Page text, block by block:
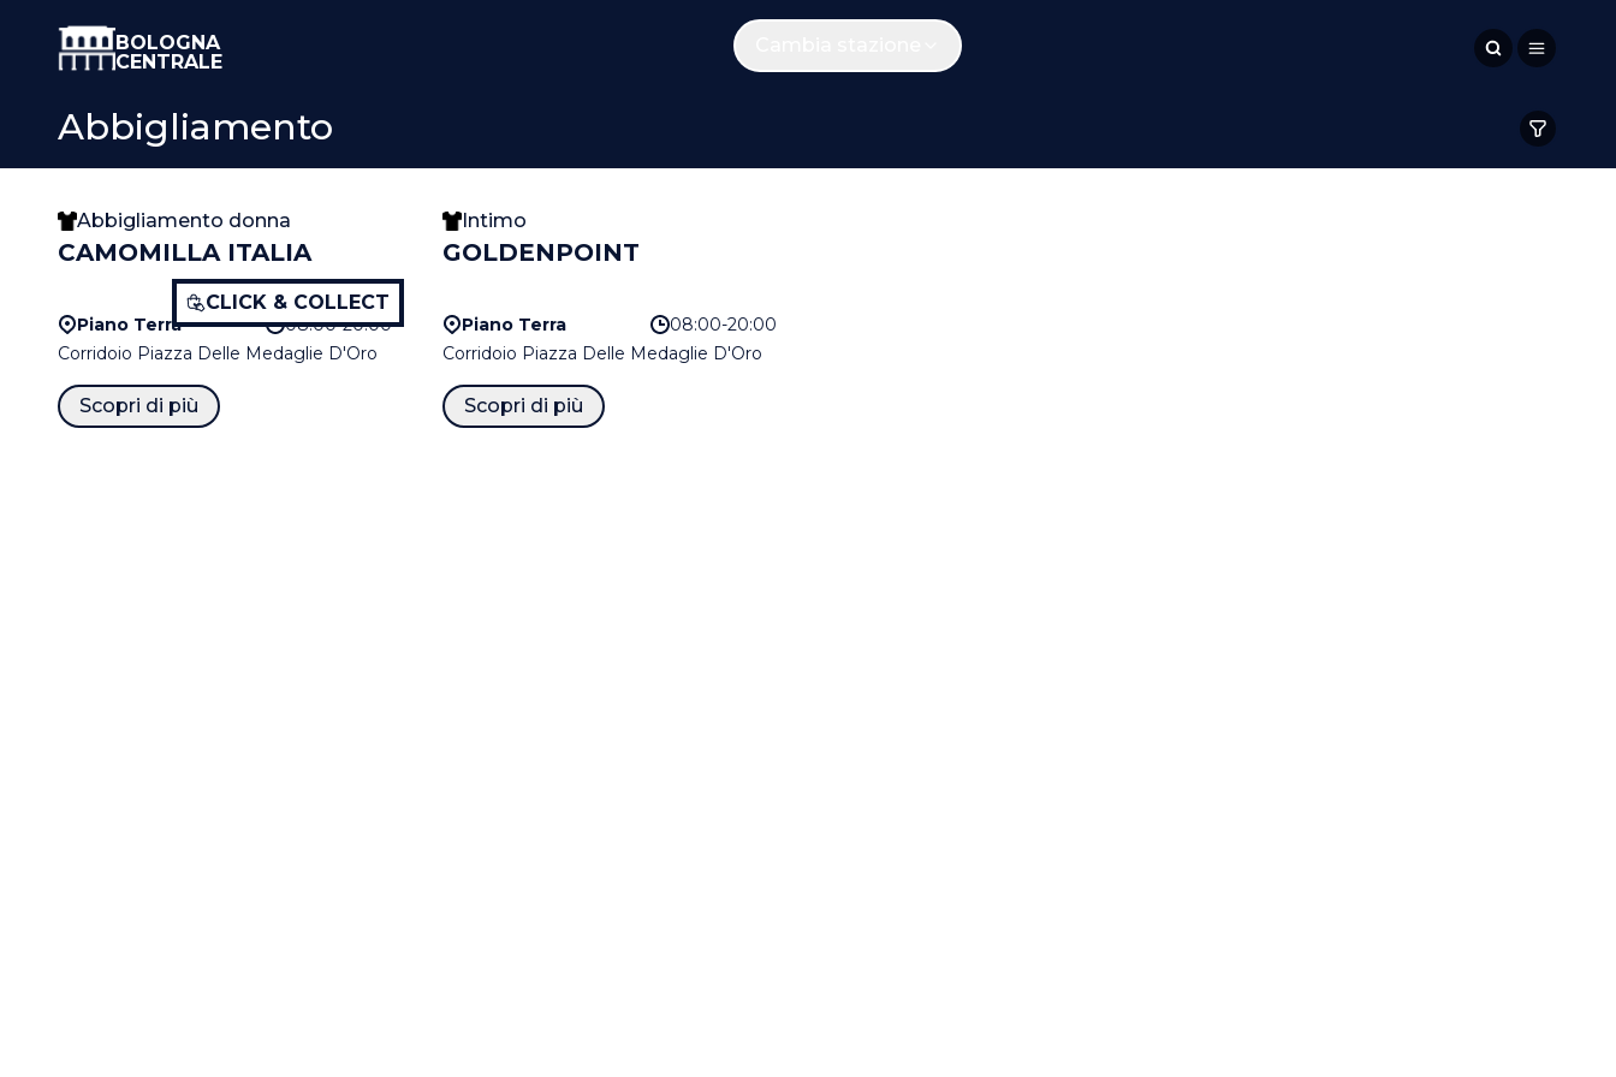
BOLOGNA
CENTRALE
Abbigliamento
Abbigliamento donna
CAMOMILLA ITALIA
CLICK & COLLECT
Piano Terra
08:00-20:00
Corridoio Piazza Delle Medaglie D'Oro
Scopri di più
Intimo
GOLDENPOINT
Piano Terra
08:00-20:00
Corridoio Piazza Delle Medaglie D'Oro
Scopri di più